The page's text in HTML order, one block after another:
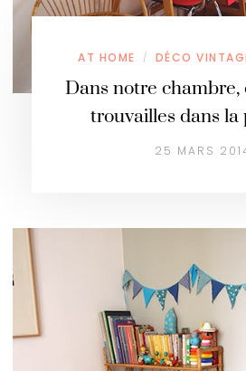
AT HOME / DÉCO
Dans notre chambre,
trouvailles dans la
25 MARS